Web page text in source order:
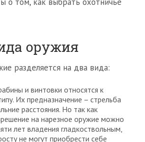
оружия
разделяется на два вида:
и винтовки относятся к
Их предназначение – стрельба
расстояния. Но так как
на нарезное оружие можно
лет владения гладкоствольным,
не могут приобрести себе